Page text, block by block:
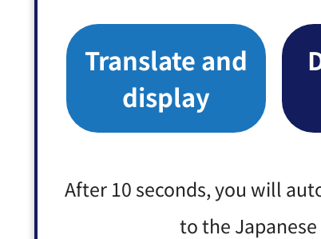
Translate and
display
After 10 seconds, you will
to the Japanese